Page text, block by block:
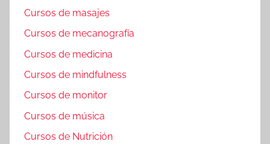
Cursos de masajes
Cursos de mecanografía
Cursos de medicina
Cursos de mindfulness
Cursos de monitor
Cursos de música
Cursos de Nutrición